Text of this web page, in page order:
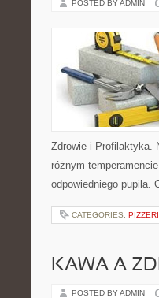
POSTED BY ADMIN
Zdrowie i Profilaktyka.
różnym
odpowiedniego pupila.
CATEGORIES:
KAWA A
POSTED BY ADMIN